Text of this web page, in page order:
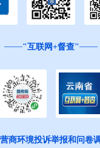
"互联网+督查"
商环境投诉举报和问卷